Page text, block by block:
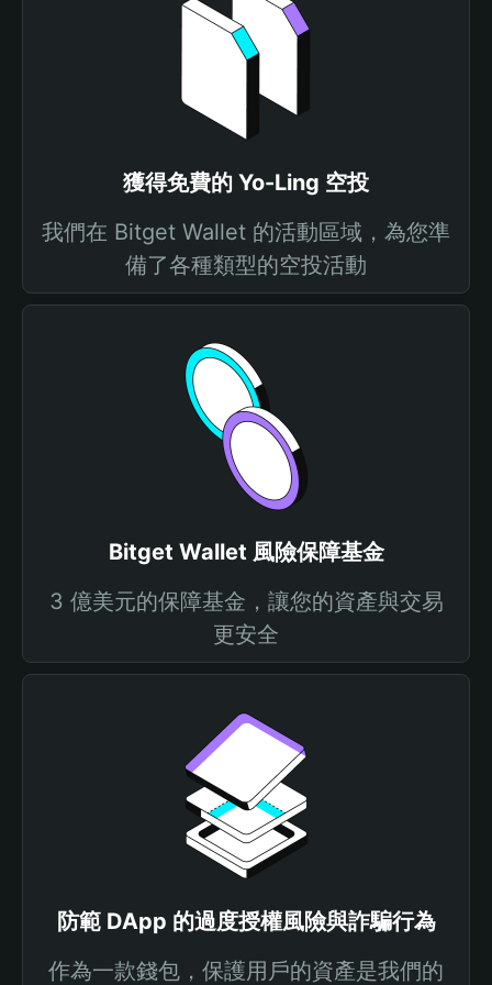
獲得免費的 Yo-Ling 空投
我們在 Bitget Wallet 的活動區域，為您準
備了各種類型的空投活動
Bitget Wallet 風險保障基金
3 億美元的保障基金，讓您的資產與交易
更安全
防範 DApp 的過度授權風險與詐騙行為
作為一款錢包，保護用戶的資產是我們的